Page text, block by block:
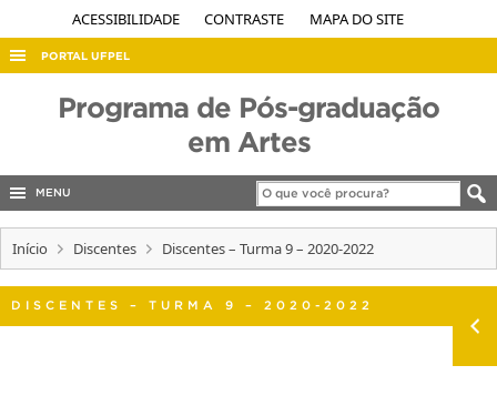
ACESSIBILIDADE CONTRASTE MAPA DO SITE
PORTAL UFPEL
EDITAIS
Programa de Pós-graduação
em Artes
MENU
Início Discentes Discentes – Turma 9 – 2020-2022
DISCENTES – TURMA 9 – 2020-2022